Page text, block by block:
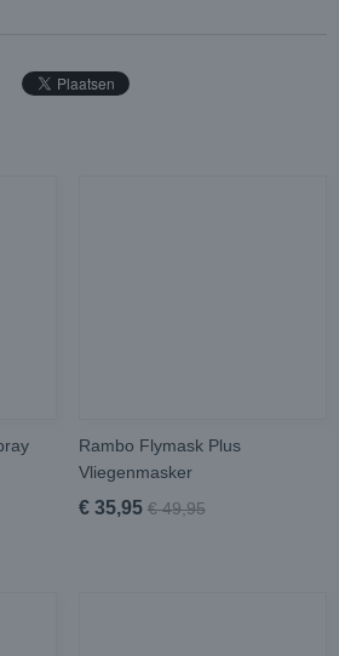
Rambo Flymask Plus
Vliegenmasker
€ 35,95 € 49,95